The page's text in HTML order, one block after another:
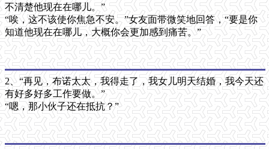
不清楚他现在在哪儿。”
“唉，这不该使你焦急不安。”女友面带微笑地回答，“要是你
知道他现在在哪儿，大概你会更加感到痛苦。”
2、“再见，布诺太太，我得走了，我女儿明天结婚，我今天还
有好多好多工作要做。”
“嗯，那小伙子还在抵抗？”